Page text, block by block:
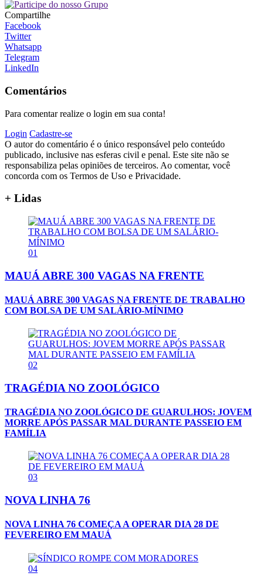
Compartilhe
Facebook
Twitter
Whatsapp
Telegram
LinkedIn
Comentários
Para comentar realize o login em sua conta!
Login Cadastre-se
O autor do comentário é o único responsável pelo conteúdo
publicado, inclusive nas esferas civil e penal. Este site não se
responsabiliza pelas opiniões de terceiros. Ao comentar, você
concorda com os Termos de Uso e Privacidade.
+ Lidas
01
MAUÁ ABRE 300 VAGAS NA FRENTE
MAUÁ ABRE 300 VAGAS NA FRENTE DE TRABALHO
COM BOLSA DE UM SALÁRIO-MÍNIMO
02
TRAGÉDIA NO ZOOLÓGICO
TRAGÉDIA NO ZOOLÓGICO DE GUARULHOS: JOVEM
MORRE APÓS PASSAR MAL DURANTE PASSEIO EM
FAMÍLIA
03
NOVA LINHA 76
NOVA LINHA 76 COMEÇA A OPERAR DIA 28 DE
FEVEREIRO EM MAUÁ
04